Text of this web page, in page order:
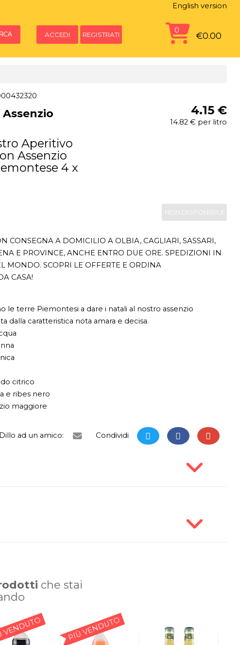
English version
ACCEDI REGISTRATI
0
€0.00
Aperitivo
Assenzio
4 x
4.15 €
14.82 € per litro
NON DISPONIBILE
CONSEGNA A DOMICILIO A OLBIA, CAGLIARI, SASSARI,
E PROVINCE, ANCHE ENTRO DUE ORE. SPEDIZIONI IN
MONDO. SCOPRI LE OFFERTE E ORDINA
CASA!
le terre Piemontesi a dare i natali al nostro assenzio
dalla caratteristica nota amara e decisa.
citrico
e ribes nero
maggiore
Dillo ad un amico: Condividi
che stai
PIÙ VENDUTO